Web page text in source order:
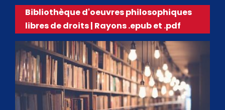
Bibliothèque d'oeuvres philosophiques
libres de droits | Rayons .epub et .pdf